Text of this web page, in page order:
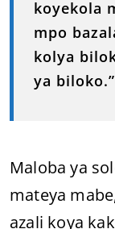
koyekola
mpo
kolya
ya biloko.”
Maloba ya
mateya
azali koya